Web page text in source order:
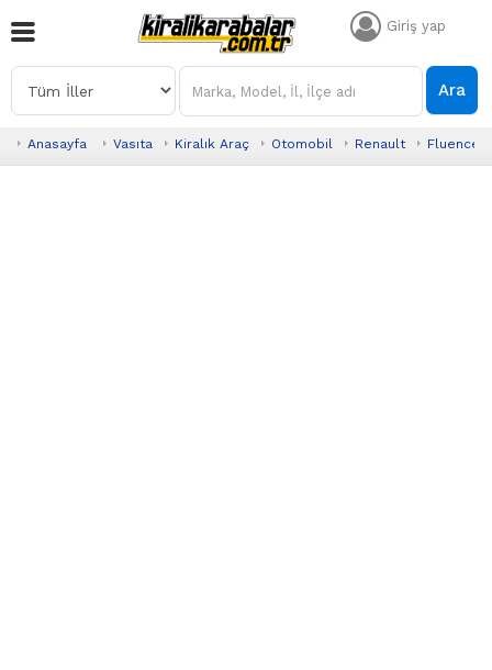
Giriş yap
Ara
Anasayfa Vasıta Kiralık Araç Otomobil Renault Fluence